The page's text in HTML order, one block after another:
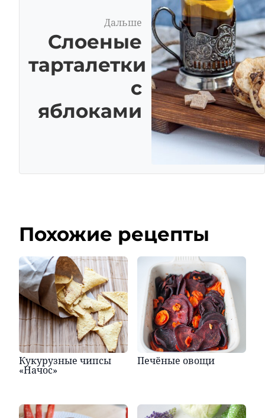
Дальше
Слоеные
тарталетки
с
яблоками
Похожие рецепты
Кукурузные чипсы
«Начос»
Печёные овощи